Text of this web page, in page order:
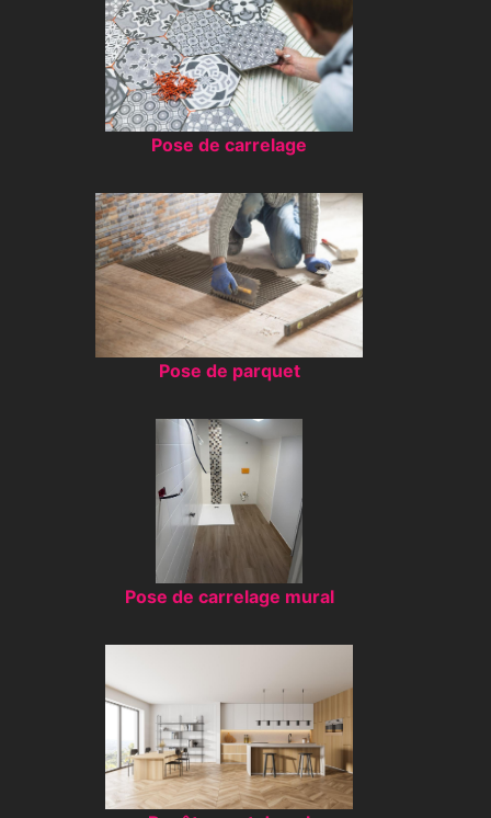
Pose de carrelage
Pose de parquet
Pose de carrelage mural